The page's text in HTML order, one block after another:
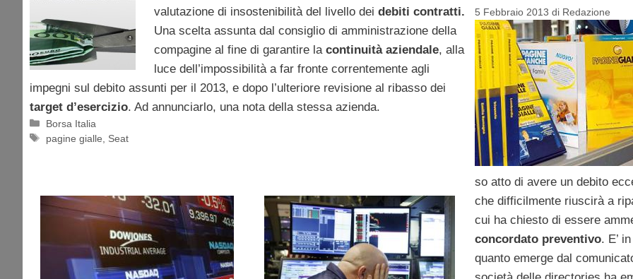
valutazione di insostenibilità del livello dei debiti contratti.
Una scelta assunta dal consiglio di amministrazione della
compagine al fine di garantire la continuità aziendale, alla
luce dell’impossibilità a far fronte correntemente agli
impegni sul debito assunti per il 2013, e dopo l’ulteriore revisione al ribasso dei
target d’esercizio. Ad annunciarlo, una nota della stessa azienda.
Categorie
Borsa Italia
Tag
pagine gialle Seat
5 Febbraio 2013 di Redazione
so atto di avere un debito
che difficilmente riuscirà a
cui ha chiesto di essere
concordato preventivo. E’
quanto emerge dal